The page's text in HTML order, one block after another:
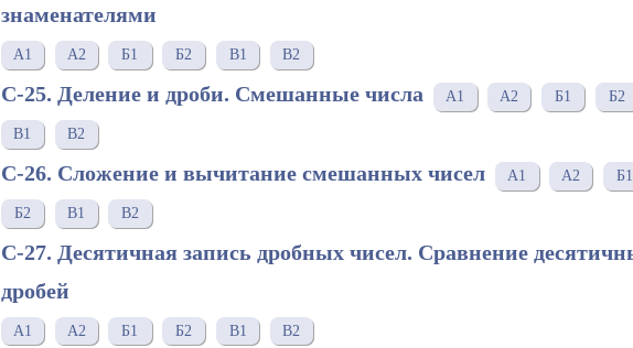
знаменателями
A1 A2 Б1 Б2 В1 В2
С-25. Деление и дроби. Смешанные числа А1 А2 Б1 Б2
В1 В2
С-26. Сложение и вычитание смешанных чисел A1 A2 Б1
Б2 В1 В2
С-27. Десятичная запись дробных чисел. Сравнение
дробей
A1 А2 Б1 Б2 В1 В2